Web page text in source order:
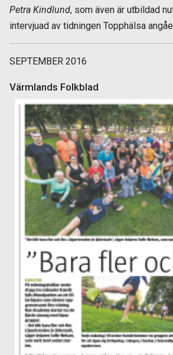
Petra Kindlund, som även är utbildad
intervjuad av tidningen Topphälsa
SEPTEMBER 2016
Värmlands Folkblad